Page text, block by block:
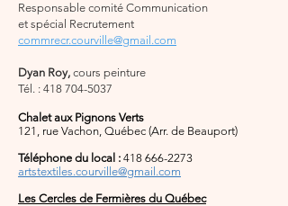
Responsable comité Communication
et spécial Recrutement
commrecr.courville@gmail.com
Dyan Roy, cours peinture
Tél. : 418 704-5037
Chalet aux Pignons Verts
121, rue Vachon, Québec (Arr. de Beauport)
Téléphone du local : 418 666-2273
artstextiles.courville@gmail.com
Les Cercles de Fermières du Québec